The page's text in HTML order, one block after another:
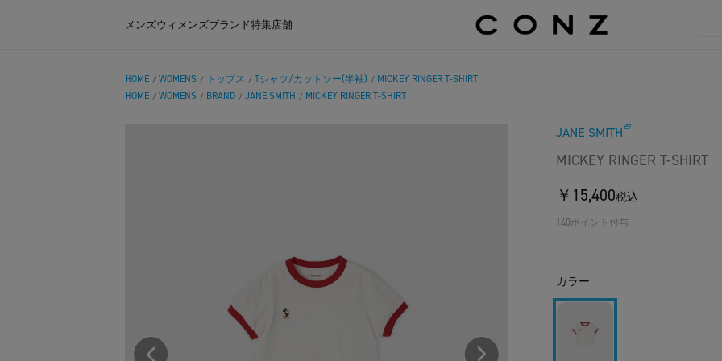
メンズウィメンズブランド特集店舗
HOME / WOMENS / トップス / Tシャツ/カットソー(半袖) / MICKEY RINGER T-SHIRT
HOME / WOMENS / BRAND / JANE SMITH / MICKEY RINGER T-SHIRT
JANE SMITH
MICKEY RINGER T-SHIRT
￥15,400税込
140ポイント付与
カラー